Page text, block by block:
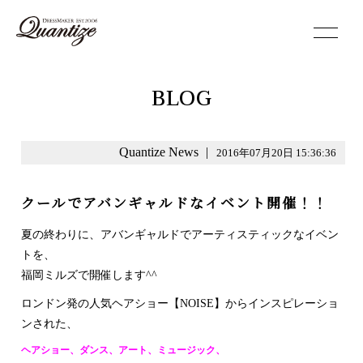
BLOG
Quantize News | 2016年07月20日 15:36:36
クールでアバンギャルドなイベント開催！！
夏の終わりに、アバンギャルドでアーティスティックなイベン
トを、
福岡ミルズで開催します^^
ロンドン発の人気ヘアショー【NOISE】からインスピレーショ
ンされた、
ヘアショー、ダンス、アート、ミュージック、